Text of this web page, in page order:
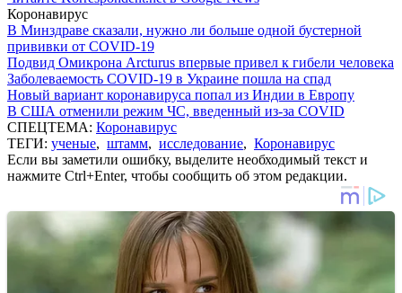
Коронавирус
В Минздраве сказали, нужно ли больше одной бустерной
прививки от COVID-19
Подвид Омикрона Arcturus впервые привел к гибели человека
Заболеваемость COVID-19 в Украине пошла на спад
Новый вариант коронавируса попал из Индии в Европу
В США отменили режим ЧС, введенный из-за COVID
СПЕЦТЕМА: Коронавирус
ТЕГИ: ученые, штамм, исследование, Коронавирус
Если вы заметили ошибку, выделите необходимый текст и
нажмите Ctrl+Enter, чтобы сообщить об этом редакции.